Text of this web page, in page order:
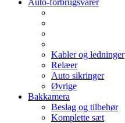
Auto-forbrugsvarer
Kabler og ledninger
Relæer
Auto sikringer
Øvrige
Bakkamera
Beslag og tilbehør
Komplette sæt